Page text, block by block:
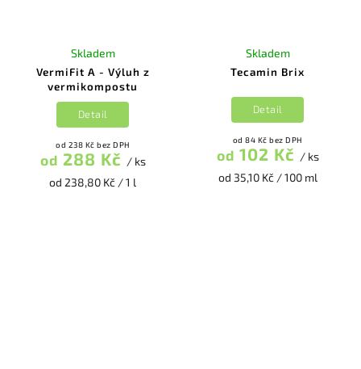
VermiFit A - Výluh z
vermikompostu
Skladem
od 238 Kč bez DPH
od 288 Kč / ks
od 238,80 Kč / 1 l
Detail
Tecamin Brix
Skladem
od 84 Kč bez DPH
od 102 Kč / ks
od 35,10 Kč / 100 ml
Detail